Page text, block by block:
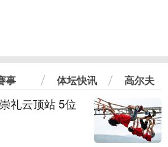
事 体坛快讯 高尔夫
礼云顶站 5位